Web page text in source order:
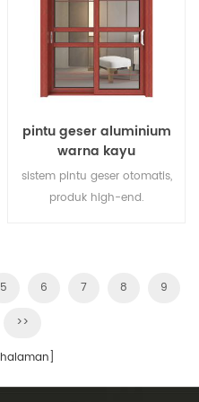
pintu geser aluminium
warna kayu
sistem pintu geser otomatis,
produk high-end.
5 6 7 8 9
>>
halaman]